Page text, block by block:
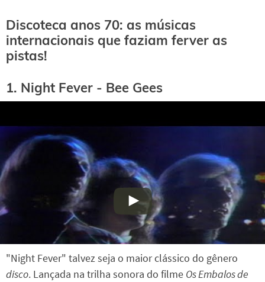
Discoteca anos 70: as músicas
internacionais que faziam ferver as
pistas!
1. Night Fever - Bee Gees
"Night Fever" talvez seja o maior clássico do gênero
disco. Lançada na trilha sonora do filme Os Embalos de